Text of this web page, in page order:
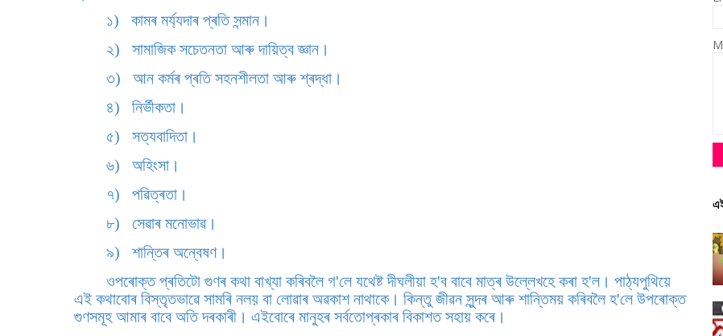
১) কামৰ মৰ্য্যদাৰ প্ৰতি সন্মান।
২) সামাজিক সচেতনতা আৰু দায়িত্ব জ্ঞান।
৩) আন কৰ্মৰ প্ৰতি সহনশীলতা আৰু শ্ৰদ্ধা।
৪) নিৰ্ভীকতা।
৫) সত্যবাদিতা।
৬) অহিংসা।
৭) পৱিত্ৰতা।
৮) সেৱাৰ মনোভাৱ।
৯) শান্তিৰ অন্বেষণ।
ওপৰোক্ত প্ৰতিটো গুণৰ কথা বাখ্যা কৰিবলৈ গ'লে যথেষ্ট দীঘলীয়া হ'ব বাবে মাত্ৰ উল্লেখহে কৰা হ'ল। পাঠ্যপুথিয়ে
এই কথাবোৰ বিস্তৃতভাৱে সামৰি নলয় বা লোৱাৰ অৱকাশ নাথাকে। কিন্তু জীৱন সুন্দৰ আৰু শান্তিময় কৰিবলৈ হ'লে উপৰোক্ত
গুণসমূহ আমাৰ বাবে অতি দৰকাৰী। এইবোৰে মানুহৰ সৰ্বতোপ্ৰকাৰ বিকাশত সহায় কৰে।